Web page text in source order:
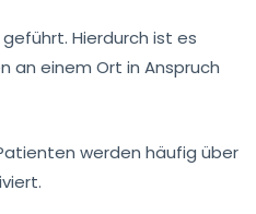
Hierdurch ist es
an einem Ort in Anspruch
werden häufig über